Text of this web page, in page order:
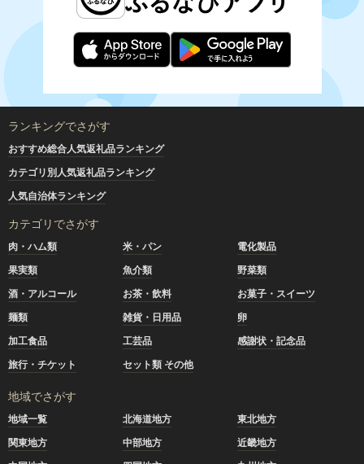
ランキングでさがす
おすすめ総合人気返礼品ランキング
カテゴリ別人気返礼品ランキング
人気自治体ランキング
カテゴリでさがす
肉・ハム類 米・パン
電化製品
果実類
魚介類
野菜類
酒・アルコール
お茶・飲料
お菓子・スイーツ
麺類
雑貨・日用品
卵
加工食品
工芸品
感謝状・記念品
旅行・チケット
セット類 その他
地域でさがす
地域一覧 北海道地方
東北地方
関東地方
中部地方
近畿地方